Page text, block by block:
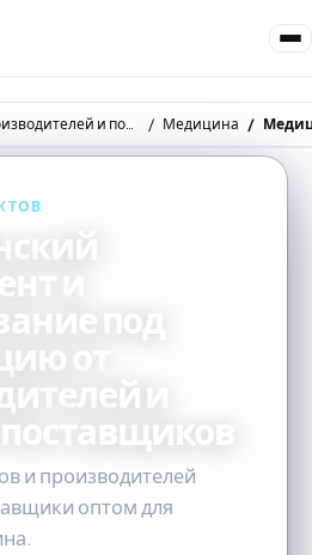
покупателей
Бесплатная база производителей и поставщиков товаров оптом Медицина
и
под
от
и
и производителей
оптом для